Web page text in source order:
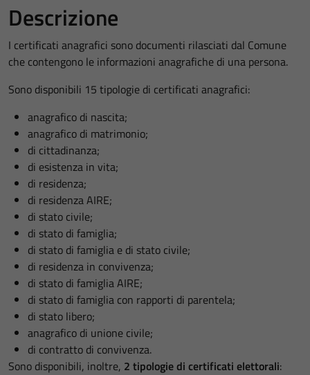
Descrizione
I certificati anagrafici sono documenti rilasciati dal Comune
che contengono le informazioni anagrafiche di una persona.
Sono disponibili 15 tipologie di certificati anagrafici:
anagrafico di nascita;
anagrafico di matrimonio;
di cittadinanza;
di esistenza in vita;
di residenza;
di residenza AIRE;
di stato civile;
di stato di famiglia;
di stato di famiglia e di stato civile;
di residenza in convivenza;
di stato di famiglia AIRE;
di stato di famiglia con rapporti di parentela;
di stato libero;
anagrafico di unione civile;
di contratto di convivenza.
Sono disponibili, inoltre, 2 tipologie di certificati elettorali: